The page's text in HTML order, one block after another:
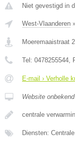
Niet gevestigd in
West-Vlaanderen
Moeremaaistraat 2
Tel: 0478255544,
E-mail › Verholle
Website onbekend
centrale
Diensten: